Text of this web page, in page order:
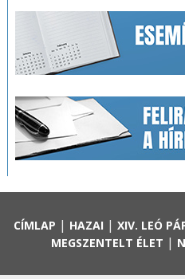
CÍMLAP | HAZAI | XIV. LEÓ
MEGSZENTELT ÉLET |